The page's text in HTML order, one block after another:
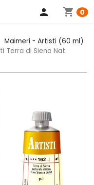
shopping_cart 0
person
Maimeri - Artisti (60 ml)
Terra di Siena Nat.